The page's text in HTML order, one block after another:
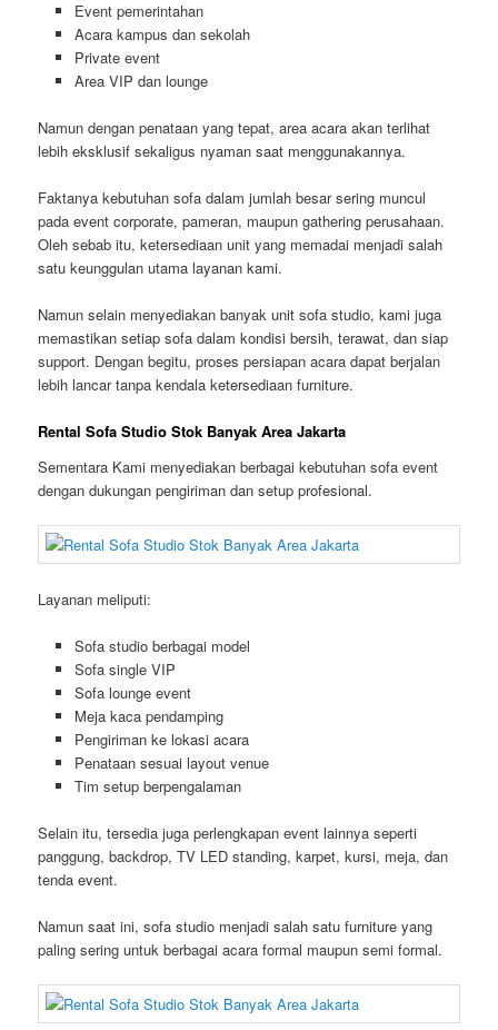
Event pemerintahan
Acara kampus dan sekolah
Private event
Area VIP dan lounge
Namun dengan penataan yang tepat, area acara akan terlihat
lebih eksklusif sekaligus nyaman saat menggunakannya.
Faktanya kebutuhan sofa dalam jumlah besar sering muncul
pada event corporate, pameran, maupun gathering perusahaan.
Oleh sebab itu, ketersediaan unit yang memadai menjadi salah
satu keunggulan utama layanan kami.
Namun selain menyediakan banyak unit sofa studio, kami juga
memastikan setiap sofa dalam kondisi bersih, terawat, dan siap
support. Dengan begitu, proses persiapan acara dapat berjalan
lebih lancar tanpa kendala ketersediaan furniture.
Rental Sofa Studio Stok Banyak Area Jakarta
Sementara Kami menyediakan berbagai kebutuhan sofa event
dengan dukungan pengiriman dan setup profesional.
Layanan meliputi:
Sofa studio berbagai model
Sofa single VIP
Sofa lounge event
Meja kaca pendamping
Pengiriman ke lokasi acara
Penataan sesuai layout venue
Tim setup berpengalaman
Selain itu, tersedia juga perlengkapan event lainnya seperti
panggung, backdrop, TV LED standing, karpet, kursi, meja, dan
tenda event.
Namun saat ini, sofa studio menjadi salah satu furniture yang
paling sering untuk berbagai acara formal maupun semi formal.